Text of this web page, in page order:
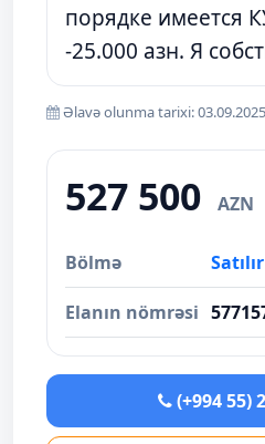
порядке имеется
-25.000 азн. Я
Əlavə olunma tarixi: 03.09.2025
527 500 AZN
Bölmə Satılır
Elanın nömrəsi
(+994 55)